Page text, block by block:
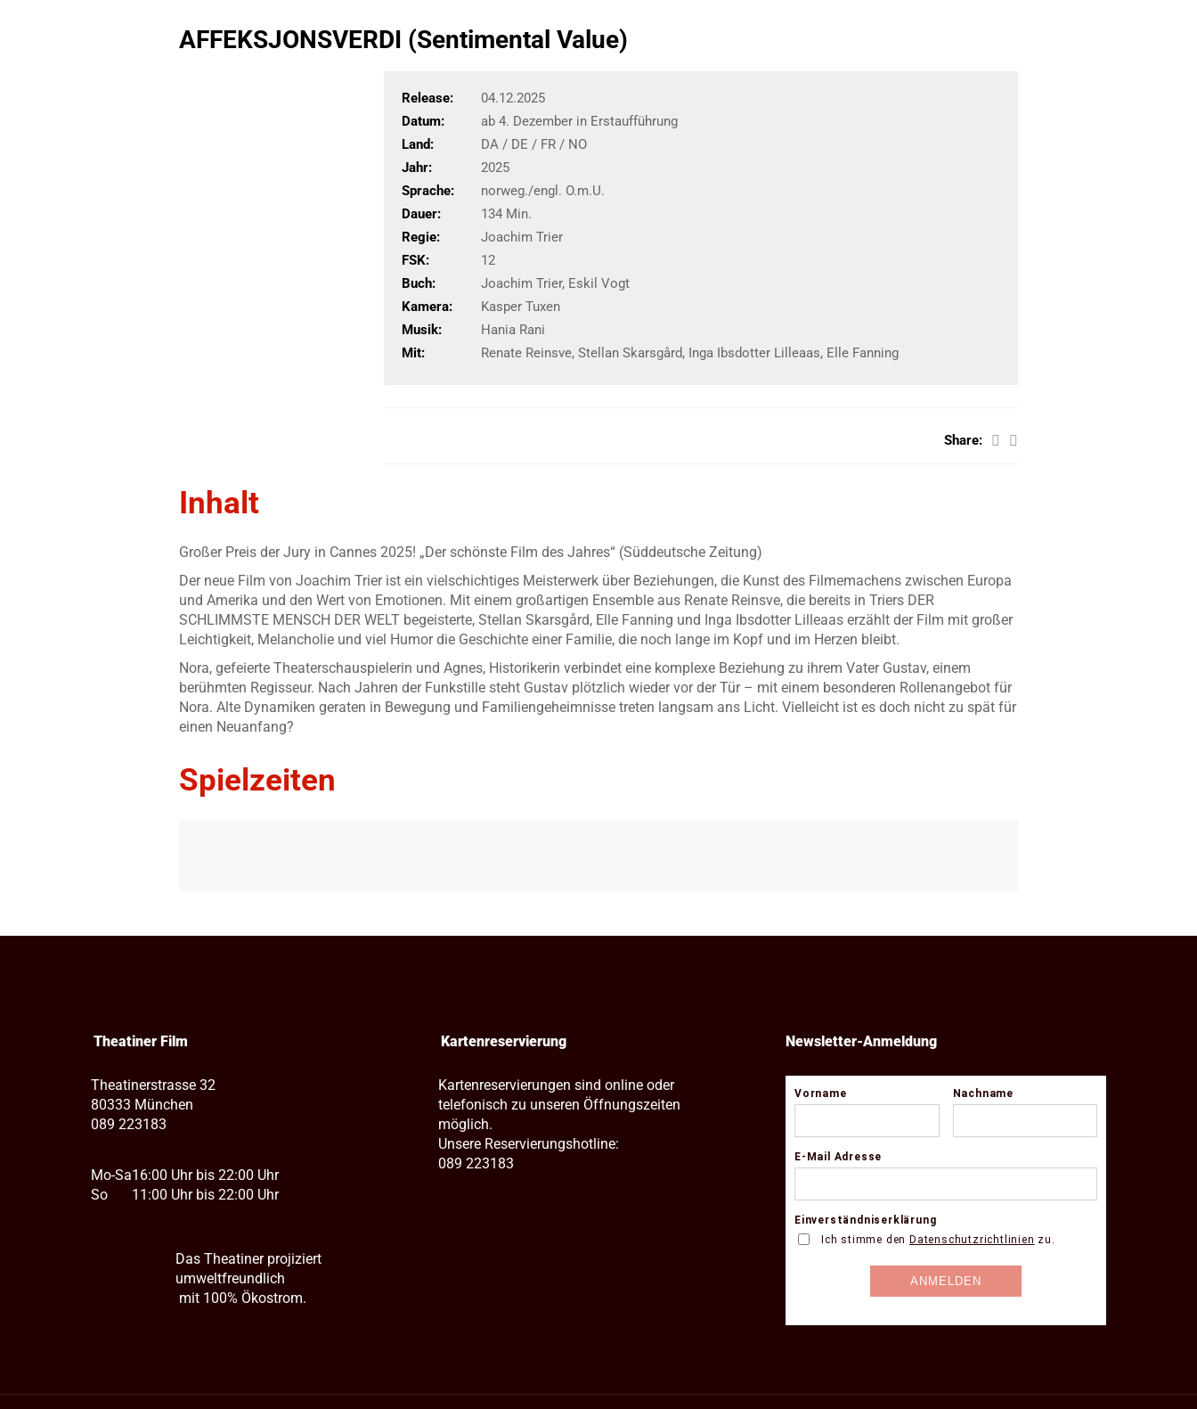
AFFEKSJONSVERDI (Sentimental Value)
Release:
04.12.2025
Datum:
ab 4. Dezember in Erstaufführung
Land:
DA / DE / FR / NO
Jahr:
2025
Sprache:
norweg./engl. O.m.U.
Dauer:
134 Min.
Regie:
Joachim Trier
FSK:
12
Buch:
Joachim Trier, Eskil Vogt
Kamera:
Kasper Tuxen
Musik:
Hania Rani
Mit:
Renate Reinsve, Stellan Skarsgård, Inga Ibsdotter Lilleaas, Elle Fanning
Share:
Inhalt
Großer Preis der Jury in Cannes 2025! „Der schönste Film des Jahres“ (Süddeutsche Zeitung)
Der neue Film von Joachim Trier ist ein vielschichtiges Meisterwerk über Beziehungen, die Kunst des Filmemachens zwischen Europa
und Amerika und den Wert von Emotionen. Mit einem großartigen Ensemble aus Renate Reinsve, die bereits in Triers DER
SCHLIMMSTE MENSCH DER WELT begeisterte, Stellan Skarsgård, Elle Fanning und Inga Ibsdotter Lilleaas erzählt der Film mit großer
Leichtigkeit, Melancholie und viel Humor die Geschichte einer Familie, die noch lange im Kopf und im Herzen bleibt.
Nora, gefeierte Theaterschauspielerin und Agnes, Historikerin verbindet eine komplexe Beziehung zu ihrem Vater Gustav, einem
berühmten Regisseur. Nach Jahren der Funkstille steht Gustav plötzlich wieder vor der Tür – mit einem besonderen Rollenangebot für
Nora. Alte Dynamiken geraten in Bewegung und Familiengeheimnisse treten langsam ans Licht. Vielleicht ist es doch nicht zu spät für
einen Neuanfang?
Spielzeiten
Theatiner Film
Theatinerstrasse 32
80333 München
089 223183
Mo-Sa
So
16:00 Uhr bis 22:00 Uhr
11:00 Uhr bis 22:00 Uhr
Das Theatiner projiziert
umweltfreundlich
mit 100% Ökostrom.
Kartenreservierung
Kartenreservierungen sind online oder
telefonisch zu unseren Öffnungszeiten
möglich.
Unsere Reservierungshotline:
089 223183
Newsletter-Anmeldung